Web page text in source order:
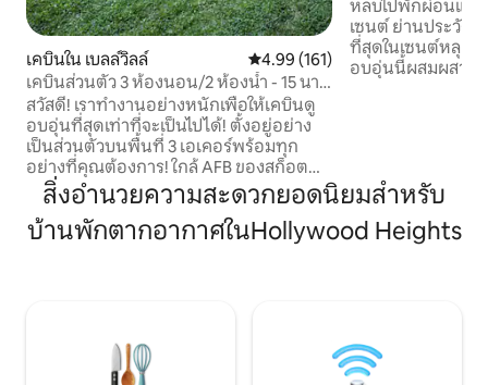
เคบินใน เบลล์วิลล์ คะแนนเฉลี่ย 4.99 จาก 5, 161 รีวิว
4.99 (161)
เคบินส่วนตัว 3 ห้องนอน/2 ห้องน้ำ - 15 นาที
ไปยัง STL & Scott's AFB
สวัสดี! เราทำงานอย่างหนักเพื่อให้เคบินดู
อบอุ่นที่สุดเท่าที่จะเป็นไปได้! ตั้งอยู่อย่าง
เป็นส่วนตัวบนพื้นที่ 3 เอเคอร์พร้อมทุก
อย่างที่คุณต้องการ! ใกล้ AFB ของสก็อต
และใช้เวลาเดินทางไปยังตัวเมืองเพียง 15
นาที นั่งอูเบอร์ 22 ดอลลาร์ไปสนามกีฬาบุช
สวนหลังบ้านตั้งอยู่ติดกับพื้นที่ป่า 3 เอเคอร์
กองไฟที่กำลังลุกไหม้จากไม้และกองไฟอยู่
เครื่องอบผ้า 2 เครื่อง ทำความสะอาดแบบ
มืออาชีพก่อนและหลัง
หลบไปพักผ่อนแบ
เซนต์ ย่านประวัติ
ที่สุดในเซนต์หลุย
อบอุ่นนี้ผสมผสานเ
นอกเพื่อไปที่ตลาด
ตัวเมือง สนามกีฬา
สิ่งอำนวยความสะดวกยอดนิยมสำหรับ
บ้านพักตากอากาศในHollywood Heights